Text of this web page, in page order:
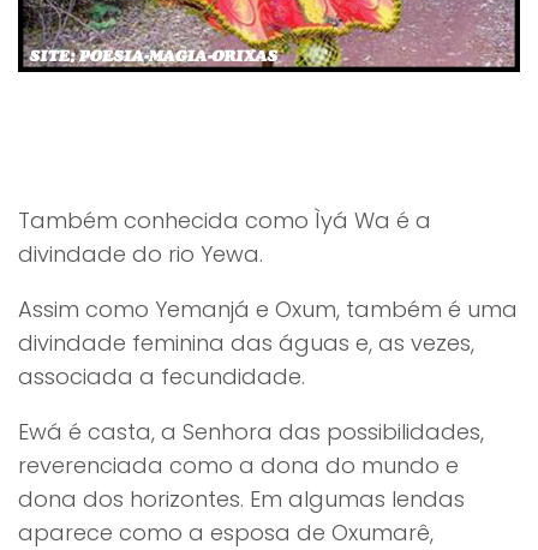
Também conhecida como Ìyá Wa é a
divindade do rio Yewa.
Assim como Yemanjá e Oxum, também é uma
divindade feminina das águas e, as vezes,
associada a fecundidade.
Ewá é casta, a Senhora das possibilidades,
reverenciada como a dona do mundo e
dona dos horizontes. Em algumas lendas
aparece como a esposa de Oxumarê,